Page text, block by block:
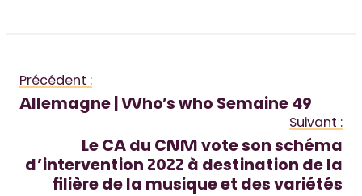
Précédent :
Allemagne | Who’s who Semaine 49
Suivant :
Le CA du CNM vote son schéma
d’intervention 2022 à destination de la
filière de la musique et des variétés